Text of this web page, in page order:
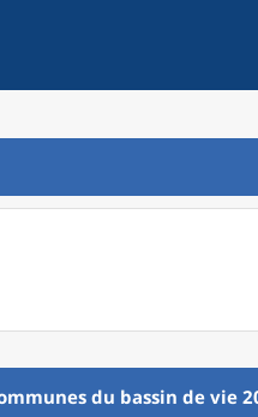
du bassin de vie